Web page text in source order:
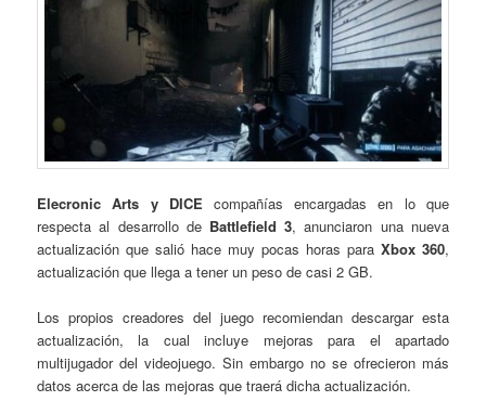
Elecronic Arts y DICE compañías encargadas en lo que
respecta al desarrollo de Battlefield 3, anunciaron una nueva
actualización que salió hace muy pocas horas para Xbox 360,
actualización que llega a tener un peso de casi 2 GB.
Los propios creadores del juego recomiendan descargar esta
actualización, la cual incluye mejoras para el apartado
multijugador del videojuego. Sin embargo no se ofrecieron más
datos acerca de las mejoras que traerá dicha actualización.